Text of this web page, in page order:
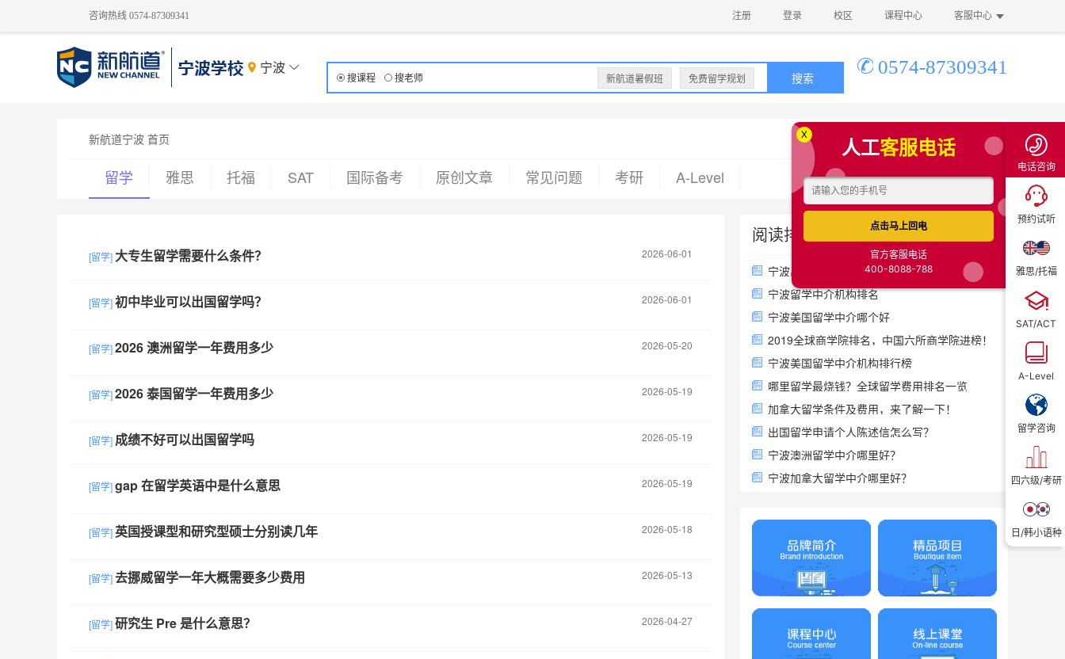
咨询热线 0574-87309341 注册 登录 校区 课程中心 客服中心
宁波
搜课程 搜老师 新航道暑假班 免费留学规划 搜索 0574-87309341
新航道宁波 首页
留学 雅思 托福 SAT 国际备考 原创文章 常见问题 考研 A-Level
[留学] 大专生留学需要什么条件？ 2026-06-01
[留学]初中毕业可以出国留学吗？ 2026-06-01
[留学]2026 澳洲留学一年费用多少 2026-05-20
[留学]2026 泰国留学一年费用多少 2026-05-19
[留学] 成绩不好可以出国留学吗 2026-05-19
[留学]gap 在留学英语中是什么意思 2026-05-19
[留学] 英国授课型和研究型硕士分别读几年 2026-05-18
[留学]去挪威留学一年大概需要多少费用 2026-05-13
[留学]研究生 Pre 是什么意思？ 2026-04-27
阅读排行榜
宁波出国留学中介一般怎么收费
宁波留学中介机构排名
宁波美国留学中介哪个好
2019全球商学院排名，中国六所商学院进榜！
宁波美国留学中介机构排行榜
哪里留学最烧钱？全球留学费用排名一览
加拿大留学条件及费用，来了解一下！
出国留学申请个人陈述信怎么写？
宁波澳洲留学中介哪里好？
宁波加拿大留学中介哪里好？
下一步
立即登录
电话咨询
预约试听
雅思/托福
SAT/ACT
A-Level
留学咨询
四六级/考研
日/韩小语种
X
人工客服电话
点击马上回电
官方客服电话
400-8088-788